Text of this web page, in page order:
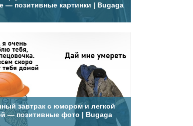
— позитивные картинки | Bugaga
завтрак с юмором и легкой
— позитивные фото | Bugaga